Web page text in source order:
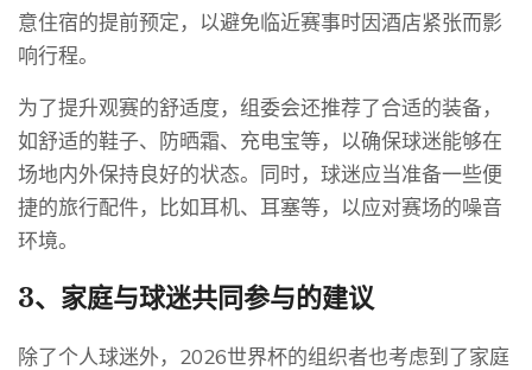
意住宿的提前预定，以避免临近赛事时因酒店紧张而影
响行程。
为了提升观赛的舒适度，组委会还推荐了合适的装备，
如舒适的鞋子、防晒霜、充电宝等，以确保球迷能够在
场地内外保持良好的状态。同时，球迷应当准备一些便
捷的旅行配件，比如耳机、耳塞等，以应对赛场的噪音
环境。
3、家庭与球迷共同参与的建议
除了个人球迷外，2026世界杯的组织者也考虑到了家庭